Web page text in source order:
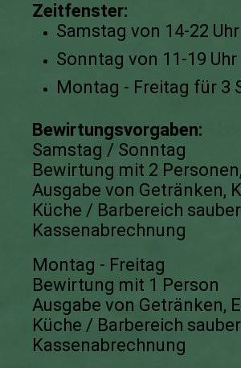
Zeitfenster:
Samstag von 14-22
Sonntag von 11-19 Uhr
Montag - Freitag für 3
Bewirtungsvorgaben:
Samstag / Sonntag
Bewirtung mit 2
Ausgabe von Getränken,
Küche / Barbereich
Kassenabrechnung
Montag - Freitag
Bewirtung mit 1 Person
Ausgabe von Getränken,
Küche / Barbereich
Kassenabrechnung